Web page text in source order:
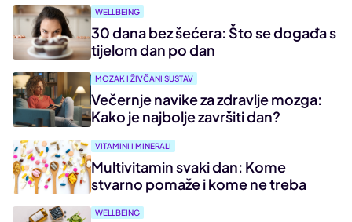
WELLBEING
30 dana bez šećera: Što se događa s
tijelom dan po dan
MOZAK I ŽIVČANI SUSTAV
Večernje navike za zdravlje mozga:
Kako je najbolje završiti dan?
VITAMINI I MINERALI
Multivitamin svaki dan: Kome
stvarno pomaže i kome ne treba
WELLBEING